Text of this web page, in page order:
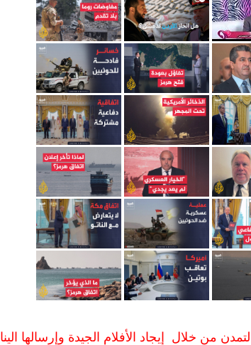
من خلال إيجاد الأفلام الجيدة وإرسالها الينا